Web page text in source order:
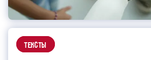
Тексты